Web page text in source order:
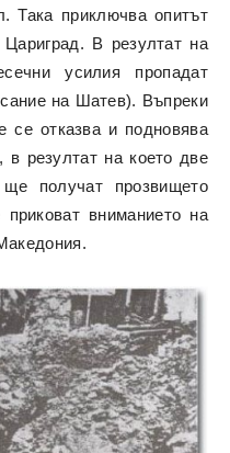
Така приключва опитът
В резултат на
усилия пропадат
на Шатев). Въпреки
се отказва и подновява
в резултат на което две
получат прозвището
вниманието на